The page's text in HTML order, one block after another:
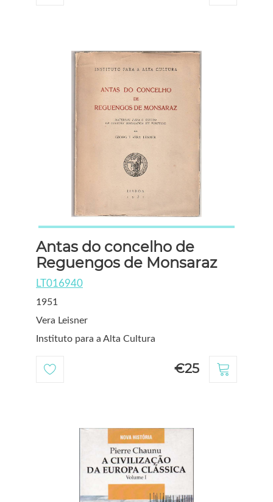
Antas do concelho de
Reguengos de Monsaraz
LT016940
1951
Vera Leisner
Instituto para a Alta Cultura
€25